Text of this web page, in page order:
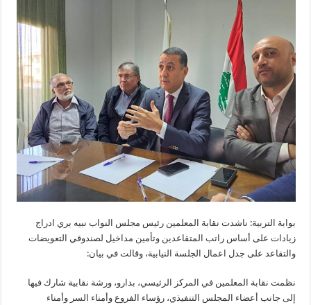
بوابة التربية: ناشدت نقابة المعلمين رئيس مجلس النواب نبيه بري ادراج
زيادات على أساس راتب المتقاعدين وتأمين مداخيل لصندوقي التعويضات
والتقاعد على جدل اعمال الجلسة النيابية، وقالت في بيان:
نظمت نقابة المعلمين في المركز الرئيسي، بدارو، ورشة نقابية شارك فيها
إلى جانب أعضاء المجلس التنفيذي، رؤساء الفروع وأمناء السر وأمناء